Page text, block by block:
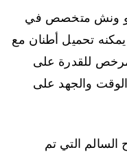
ونش متخصص في
تحميل أطنان مع
مرخص للقدرة على
والجهد على
التي تم